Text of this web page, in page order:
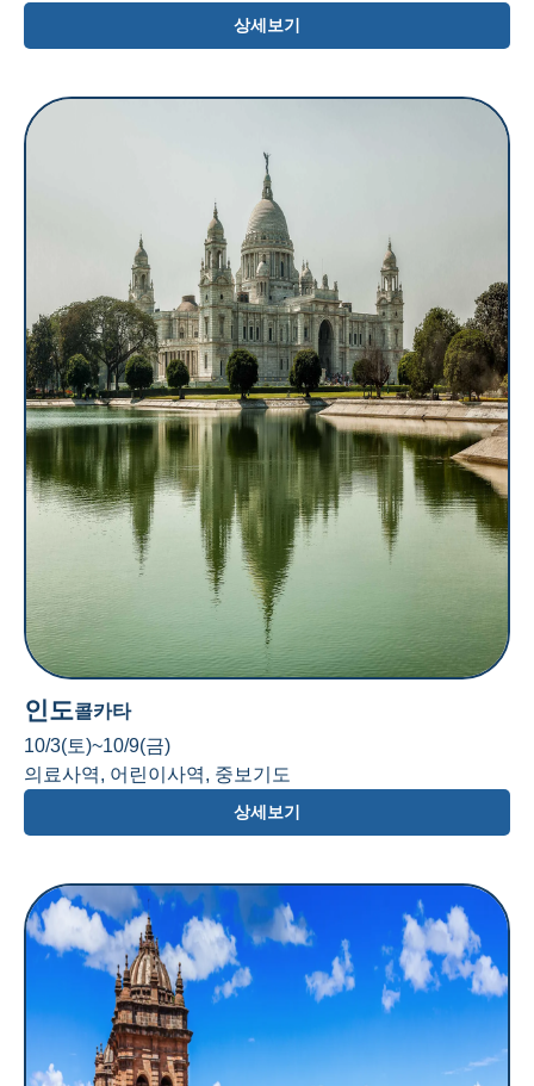
상세보기
인도콜카타
10/3(토)~10/9(금)
의료사역, 어린이사역, 중보기도
상세보기